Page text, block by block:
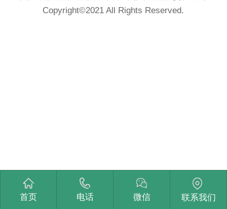
Copyright©2021 All Rights Reserved.
首页 电话 微信 联系我们